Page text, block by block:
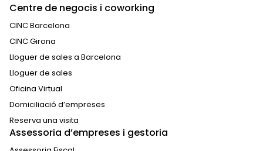
Centre de negocis i coworking
CINC Barcelona
CINC Girona
Lloguer de sales a Barcelona
Lloguer de sales
Oficina Virtual
Domiciliació d’empreses
Reserva una visita
Assessoria d’empreses i gestoria